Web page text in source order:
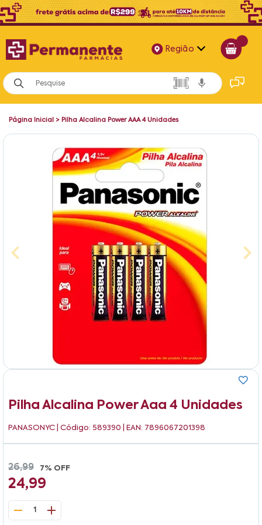
Região
Alagoas
Bahia
Pernambuco
Página Inicial > Pilha Alcalina Power AAA 4 Unidades
Pilha Alcalina Power Aaa 4 Unidades
PANASONYC | Código: 589390 | EAN: 7896067201398
26,99 7% OFF
24,99
1